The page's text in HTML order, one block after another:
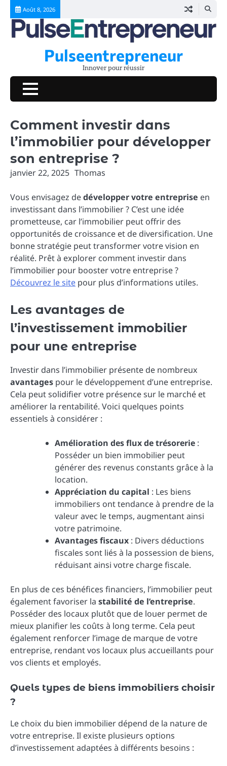
Skip
content
Août 8, 2026
Pulseentrepreneur
Innover pour réussir
Comment investir dans
l’immobilier pour développer
son entreprise ?
janvier 22, 2025 Thomas
Vous envisagez dedévelopper votre entreprise en
investissant dans l’immobilier ? C’est une idée
prometteuse, car l’immobilier peut offrir des
opportunités de croissance et de diversification. Une
bonne stratégie peut transformer votre vision en
réalité. Prêt à explorer comment investir dans
l’immobilier pour booster votre entreprise ?
Découvrez le site pour plus d’informations utiles.
Les avantages de
l’investissement immobilier
pour une entreprise
Investir dans l’immobilier présente de nombreux
avantages pour le développement d’une entreprise.
Cela peut solidifier votre présence sur le marché et
améliorer la rentabilité. Voici quelques points
essentiels à considérer :
Amélioration des flux de trésorerie :
Posséder un bien immobilier peut
générer des revenus constants grâce à la
location.
Appréciation du capital : Les biens
immobiliers ont tendance à prendre de la
valeur avec le temps, augmentant ainsi
votre patrimoine.
Avantages fiscaux : Divers déductions
fiscales sont liés à la possession de biens,
réduisant ainsi votre charge fiscale.
En plus de ces bénéfices financiers, l’immobilier peut
également favoriser la stabilité de l’entreprise.
Posséder des locaux plutôt que de louer permet de
mieux planifier les coûts à long terme. Cela peut
également renforcer l’image de marque de votre
entreprise, rendant vos locaux plus accueillants pour
vos clients et employés.
Quels types de biens immobiliers choisir
?
Le choix du bien immobilier dépend de la nature de
votre entreprise. Il existe plusieurs options
d’investissement adaptées à différents besoins :